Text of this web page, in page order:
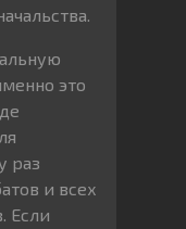
это
раз
и всех
Если